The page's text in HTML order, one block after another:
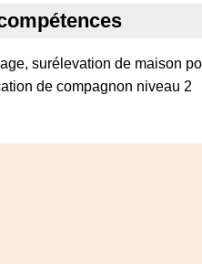
surélevation de maison
de compagnon niveau 2